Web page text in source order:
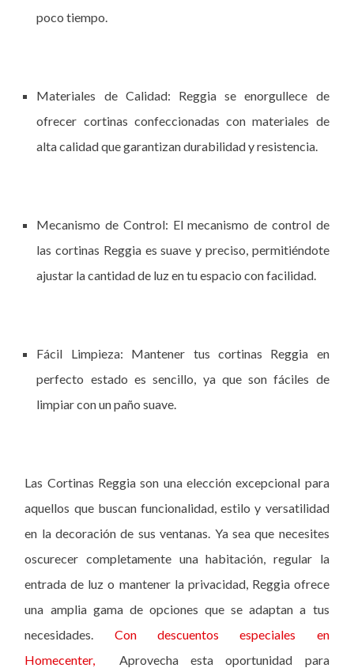
poco tiempo.
Materiales de Calidad: Reggia se enorgullece de
ofrecer cortinas confeccionadas con materiales de
alta calidad que garantizan durabilidad y resistencia.
Mecanismo de Control: El mecanismo de control de
las cortinas Reggia es suave y preciso, permitiéndote
ajustar la cantidad de luz en tu espacio con facilidad.
Fácil Limpieza: Mantener tus cortinas Reggia en
perfecto estado es sencillo, ya que son fáciles de
limpiar con un paño suave.
Las Cortinas Reggia son una elección excepcional para
aquellos que buscan funcionalidad, estilo y versatilidad
en la decoración de sus ventanas. Ya sea que necesites
oscurecer completamente una habitación, regular la
entrada de luz o mantener la privacidad, Reggia ofrece
una amplia gama de opciones que se adaptan a tus
necesidades. Con descuentos especiales en
Homecenter, Aprovecha esta oportunidad para